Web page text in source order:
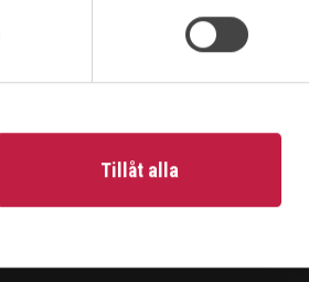
Tillåt alla